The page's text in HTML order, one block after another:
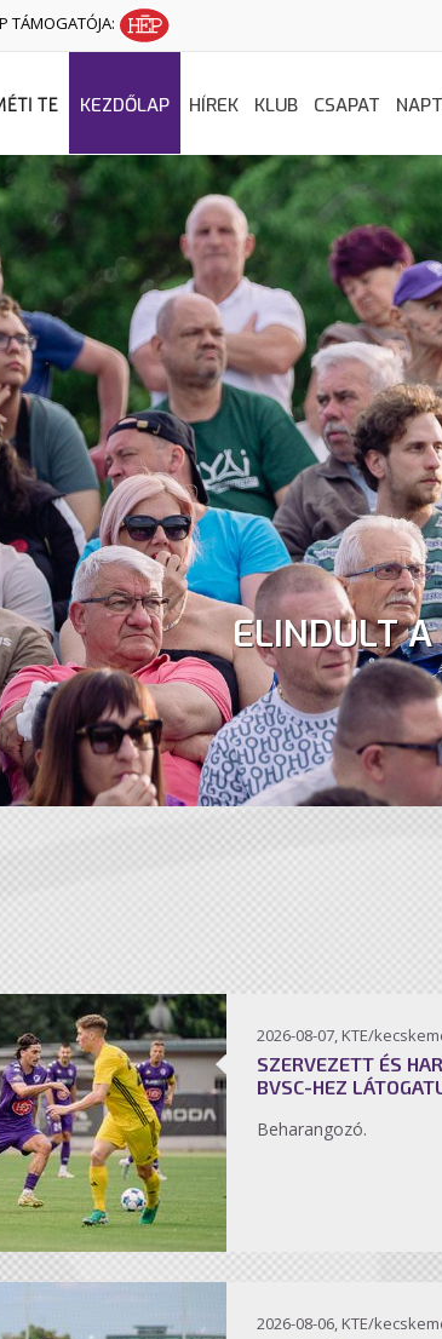
TÁMOGATÓJA:
KEZDŐLAP HÍREK KLUB CSAPAT
ELINDULT A
2026-08-07, KTE/
SZERVEZETT ÉS
BVSC-HEZ
Beharangozó.
2026-08-06, KTE/